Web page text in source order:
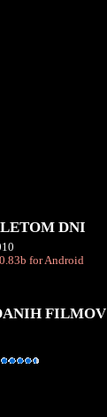
DNI
for Android
FILMOV